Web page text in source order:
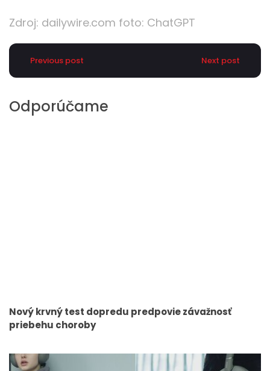
Zdroj: dailywire.com foto: ChatGPT
Previous post Next post
Odporúčame
Nový krvný test dopredu predpovie závažnosť
priebehu choroby